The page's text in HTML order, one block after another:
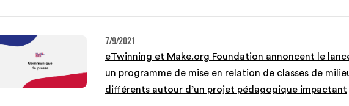
7/9/2021
eTwinning et Make.org Foundation annoncent le
un programme de mise en relation de classes de
différents autour d’un projet pédagogique impactant